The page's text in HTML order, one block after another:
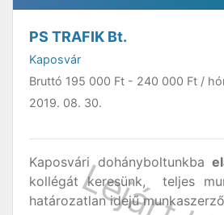
PS TRAFIK Bt.
Kaposvár
Bruttó 195 000 Ft - 240 000 Ft /
2019. 08. 30.
Kaposvári dohányboltunkba
kollégát keresünk, teljes
határozatlan idejű